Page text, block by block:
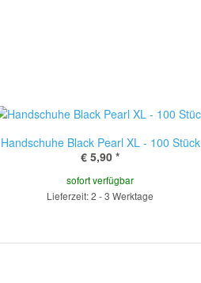
Handschuhe Black Pearl XL - 100 Stück
€ 5,90 *
sofort verfügbar
Lieferzeit: 2 - 3 Werktage